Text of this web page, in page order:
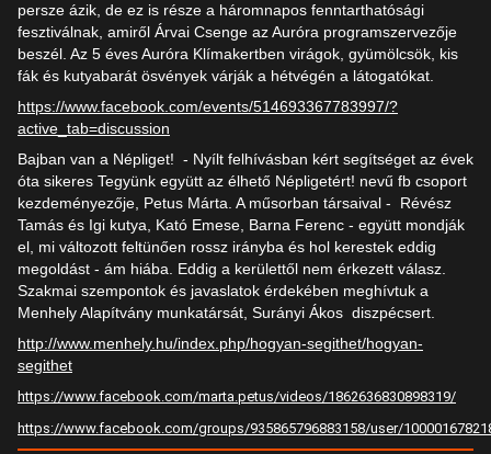
persze ázik, de ez is része a háromnapos fenntarthatósági
fesztiválnak, amiről Árvai Csenge az Auróra programszervezője
beszél. Az 5 éves Auróra Klímakertben virágok, gyümölcsök, kis
fák és kutyabarát ösvények várják a hétvégén a látogatókat.
https://www.facebook.com/events/514693367783997/?
active_tab=discussion
Bajban van a Népliget! - Nyílt felhívásban kért segítséget az évek
óta sikeres Tegyünk együtt az élhető Népligetért! nevű fb csoport
kezdeményezője, Petus Márta. A műsorban társaival - Révész
Tamás és Igi kutya, Kató Emese, Barna Ferenc - együtt mondják
el, mi változott feltünően rossz irányba és hol kerestek eddig
megoldást - ám hiába. Eddig a kerülettől nem érkezett válasz.
Szakmai szempontok és javaslatok érdekében meghívtuk a
Menhely Alapítvány munkatársát, Surányi Ákos diszpécsert.
http://www.menhely.hu/index.php/hogyan-segithet/hogyan-
segithet
https://www.facebook.com/marta.petus/videos/1862636830898319/
https://www.facebook.com/groups/935865796883158/user/